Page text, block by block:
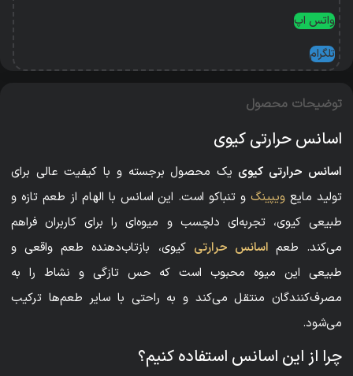
واتس اپ
تلگرام
توضیحات محصول
اسانس حرارتی کیوی
اسانس حرارتی کیوی یک محصول برجسته و با کیفیت عالی برای
تولید مایع ویپینگو تنباکو است. این اسانس با الهام از طعم تازه و
طبیعی کیوی، تجربه‌ای دلچسب و میوه‌ای را برای کاربران فراهم
می‌کند. طعم اسانس حرارتی کیوی، بازتاب‌دهنده طعم واقعی و
طبیعی این میوه محبوب است که حس تازگی و نشاط را به
مصرف‌کنندگان منتقل می‌کند و به راحتی با سایر طعم‌ها ترکیب
می‌شود.
چرا از این اسانس استفاده کنیم؟